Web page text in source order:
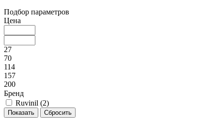
Подбор параметров
Цена
27
70
114
157
200
Бренд
Ruvinil (2)